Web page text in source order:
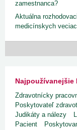
zamestnanca?
Aktuálna
medicínskych
Zdravotnícky
Poskytovateľ
Judikáty a nálezy
Pacient